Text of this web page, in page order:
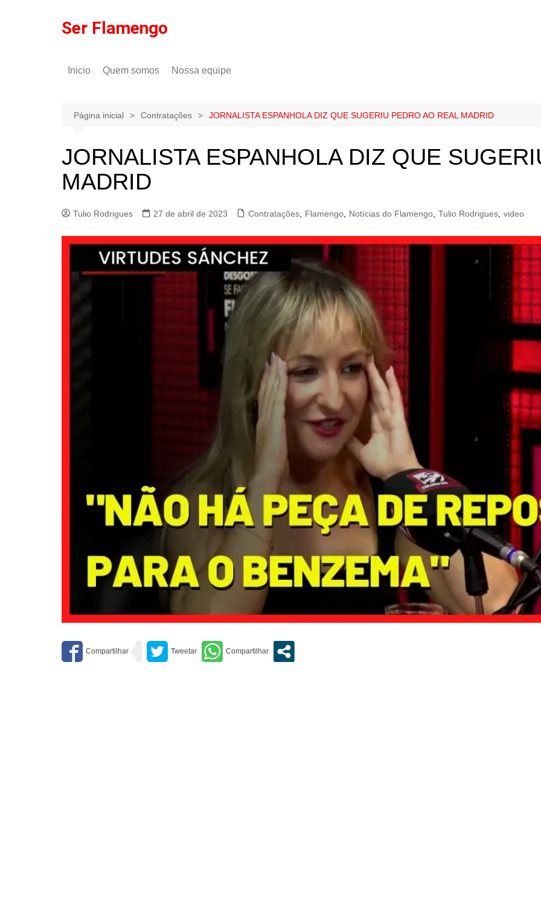
Ser Flamengo
Inicio Quem somos
Política de privacidade
Nossa equipe
Gilson Lima
Página inicial Contratações JORNALISTA ESPANHOLA DIZ QUE SUGERIU PEDRO AO REAL MADRID
JORNALISTA ESPANHOLA DIZ QUE
MADRID
Tulio Rodrigues 27 de abril de 2023 Contratações Flamengo Notícias do Flamengo Tulio Rodrigues video